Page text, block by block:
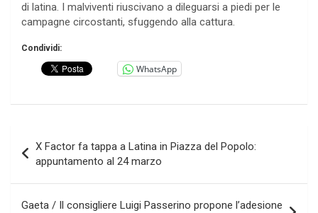
di latina. I malviventi riuscivano a dileguarsi a piedi per le
campagne circostanti, sfuggendo alla cattura.
Condividi:
WhatsApp
articoli
X Factor fa tappa a Latina in Piazza del Popolo:
appuntamento al 24 marzo
Gaeta / Il consigliere Luigi Passerino propone l’adesione